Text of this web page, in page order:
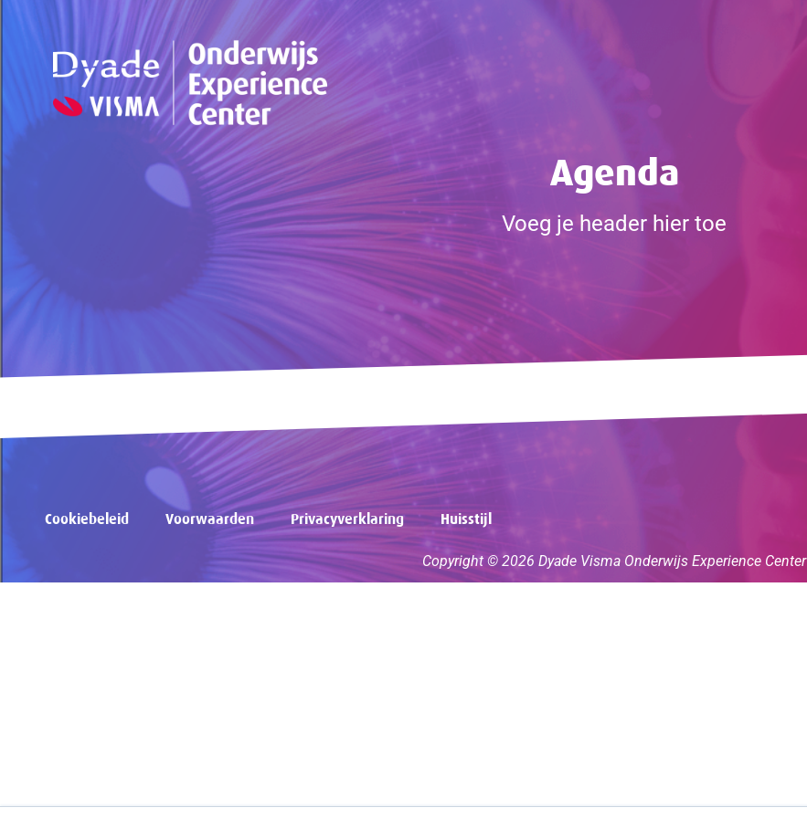
Agenda
Voeg je header hier toe
Cookiebeleid Voorwaarden Privacyverklaring Huisstijl
Copyright © 2026 Dyade Visma Onderwijs Experience Center